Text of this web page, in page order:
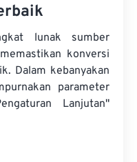
lunak sumber
konversi
Dalam kebanyakan
parameter
Lanjutan"